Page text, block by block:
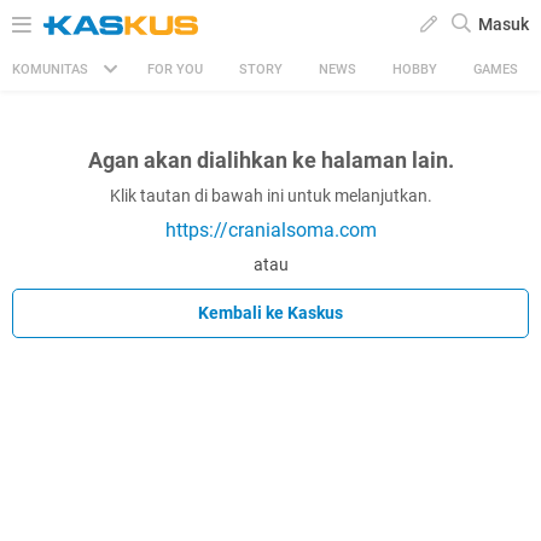
Masuk
KOMUNITAS FOR YOU STORY NEWS HOBBY GAMES
Agan akan dialihkan ke halaman lain.
Klik tautan di bawah ini untuk melanjutkan.
https://cranialsoma.com
atau
Kembali ke Kaskus